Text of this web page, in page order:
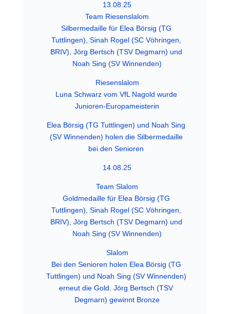
13.08.25
Team Riesenslalom
Silbermedaille für Elea Börsig (TG
Tuttlingen), Sinah Rogel (SC Vöhringen,
BRIV), Jörg Bertsch (TSV Degmarn) und
Noah Sing (SV Winnenden)
Riesenslalom
Luna Schwarz vom VfL Nagold wurde
Junioren-Europameisterin
Elea Börsig (TG Tuttlingen) und Noah Sing
(SV Winnenden) holen die Silbermedaille
bei den Senioren
14.08.25
Team Slalom
Goldmedaille für Elea Börsig (TG
Tuttlingen), Sinah Rogel (SC Vöhringen,
BRIV), Jörg Bertsch (TSV Degmarn) und
Noah Sing (SV Winnenden)
Slalom
Bei den Senioren holen Elea Börsig (TG
Tuttlingen) und Noah Sing (SV Winnenden)
erneut die Gold. Jörg Bertsch (TSV
Degmarn) gewinnt Bronze